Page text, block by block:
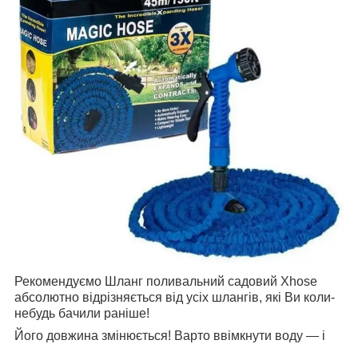
Рекомендуємо Шланг поливальний садовий Xhose
абсолютно відрізняється від усіх шлангів, які Ви коли-
небудь бачили раніше!
Його довжина змінюється! Варто ввімкнути воду — і